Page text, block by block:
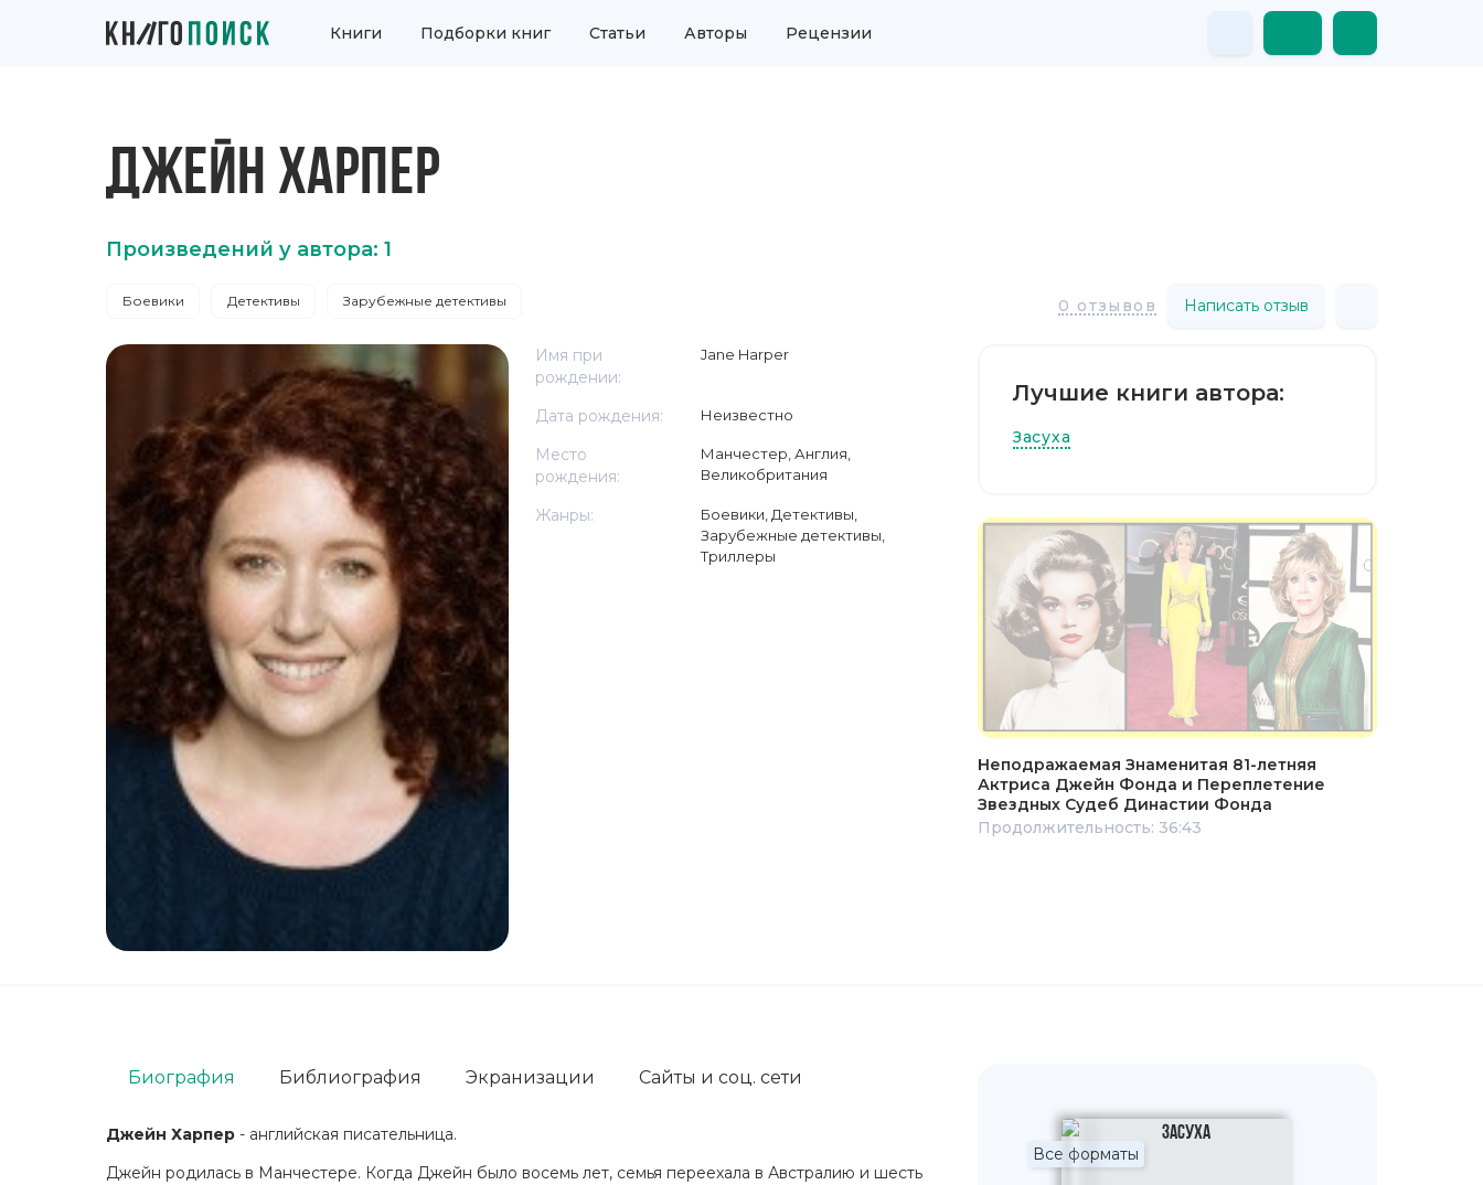
Книги Подборки книг Статьи Авторы Рецензии
ДЖЕЙН ХАРПЕР
Произведений у автора: 1
Боевики Детективы Зарубежные детективы 0 отзывов Написать отзыв
Имя при
рождении:
Jane Harper
Дата рождения: Неизвестно
Место
рождения:
Манчестер, Англия,
Великобритания
Жанры: Боевики Детективы
Зарубежные детективы
Триллеры
Лучшие книги автора:
Засуха
Неподражаемая Знаменитая 81-летняя
Актриса Джейн Фонда и Переплетение
Звездных Судеб Династии Фонда
Продолжительность: 36:43
Джейн Харпер - английская писательница.
Джейн родилась в Манчестере. Когда Джейн было восемь лет, семья переехала в Австралию и шесть
Биография Библиография Экранизации Сайты и соц. сети
Все форматы